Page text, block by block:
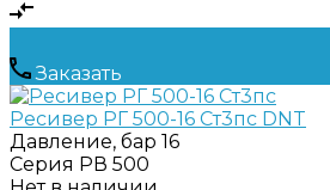
Заказать
Ресивер РГ 500-16 Ст3пс DNT
Давление, бар 16
Серия РВ 500